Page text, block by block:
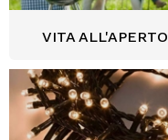
VITA ALL'APERTO